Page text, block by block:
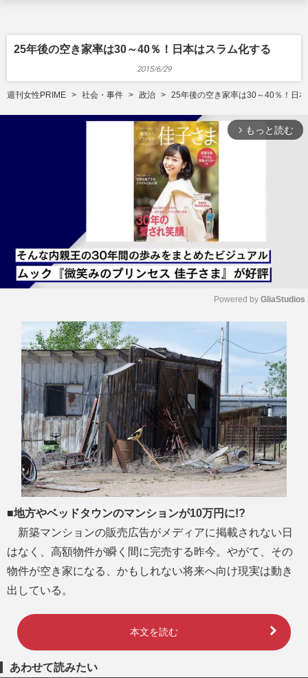
25年後の空き家率は30～40％！日本はスラム化する
2015/6/29
週刊女性PRIME 社会・事件 政治 25年後の空き家率は30～40％！日
arrow_forward_ios もっと読む
t
Powered by GliaStudios
■地方やベッドタウンのマンションが10万円に!?
新築マンションの販売広告がメディアに掲載されない日
はなく、高額物件が瞬く間に完売する昨今。やがて、その
物件が空き家になる、かもしれない将来へ向け現実は動き
出している。
本文を読む
あわせて読みたい